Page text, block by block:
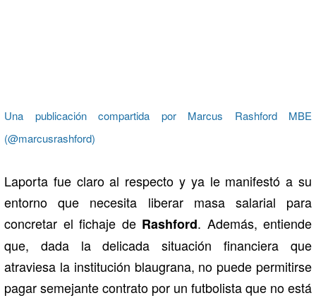
Una publicación compartida por Marcus Rashford MBE
(@marcusrashford)
Laporta fue claro al respecto y ya le manifestó a su
entorno que necesita liberar masa salarial para
concretar el fichaje de Rashford. Además, entiende
que, dada la delicada situación financiera que
atraviesa la institución blaugrana, no puede permitirse
pagar semejante contrato por un futbolista que no está